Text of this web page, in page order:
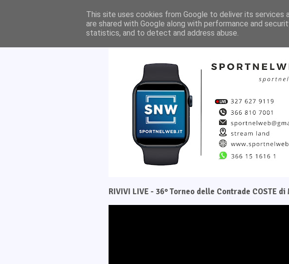
Home Il progetto Pagina
RIVIVI LIVE - 36° Torneo delle Contrade COSTE
This site uses cookies from Google to deliver its services
are shared with Google along with performance and
statistics, and to detect and address abuse.